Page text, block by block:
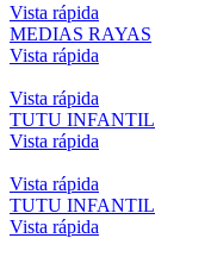
Vista rápida
MEDIAS RAYAS
Vista rápida
Vista rápida
TUTU INFANTIL
Vista rápida
Vista rápida
TUTU INFANTIL
Vista rápida